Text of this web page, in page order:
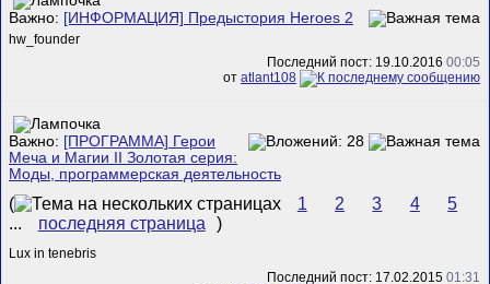
Важно: [ИНФОРМАЦИЯ] Предыстория Heroes 2
hw_founder
Последний пост: 19.10.2016 00:05
от atlant108
Важно: [ПРОГРАММА] Герои
Меча и Магии II Золотая серия:
Моды, программерская деятельность
( 1 2 3 4
5
...
последняя страница )
Lux in tenebris
Последний пост: 17.02.2015 01:31